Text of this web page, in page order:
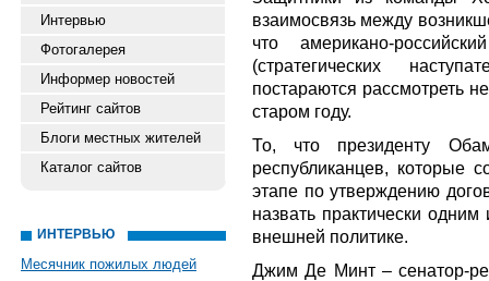
Интервью
Фотогалерея
Информер новостей
Рейтинг сайтов
Блоги местных жителей
Каталог сайтов
ИНТЕРВЬЮ
Месячник пожилых людей
взаимосвязь между
что американо-
(стратегических
постараются рассмотреть
старом году.
То, что президенту
республиканцев, которые
этапе по утверждению
назвать практически
внешней политике.
Джим Де Минт – сенатор-